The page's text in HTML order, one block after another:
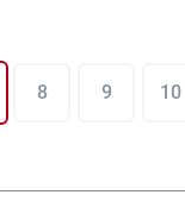
8 9 10